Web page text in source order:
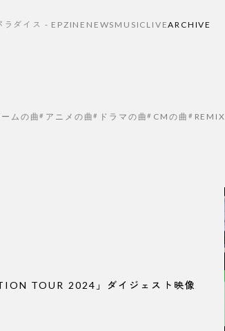
ラダイス - EPZINE NEWS MUSIC LIVEARCHIVE
ムの曲 アニメの曲 ドラマの曲 CMの曲 REMIX
TOUR 2024」ダイジェスト映像